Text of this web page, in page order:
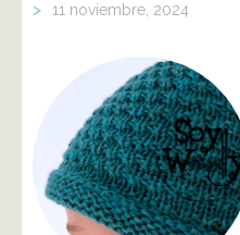
> 11 noviembre, 2024